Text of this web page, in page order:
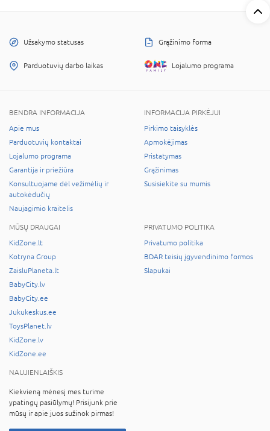
Užsakymo statusas Grąžinimo forma
Parduotuvių darbo laikas Lojalumo programa
BENDRA INFORMACIJA
Apie mus
Parduotuvių kontaktai
Lojalumo programa
Garantija ir priežiūra
Konsultuojame dėl vežimėlių ir
autokėdučių
Naujagimio kraitelis
INFORMACIJA PIRKĖJUI
Pirkimo taisyklės
Apmokėjimas
Pristatymas
Grąžinimas
Susisiekite su mumis
MŪSŲ DRAUGAI
KidZone.lt
Kotryna Group
ZaisluPlaneta.lt
BabyCity.lv
BabyCity.ee
Jukukeskus.ee
ToysPlanet.lv
KidZone.lv
KidZone.ee
PRIVATUMO POLITIKA
Privatumo politika
BDAR teisių įgyvendinimo formos
Slapukai
NAUJIENLAIŠKIS
Kiekvieną mėnesį mes turime
ypatingų pasiūlymų! Prisijunk prie
mūsų ir apie juos sužinok pirmas!